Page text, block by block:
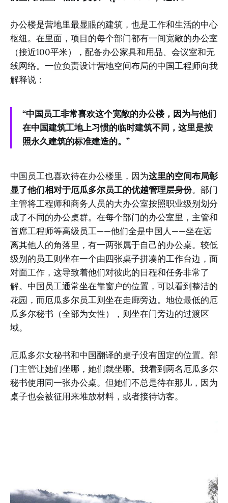
办公楼是营地里最显眼的建筑，也是工作和生活的中心
枢纽。在里面，项目的每个部门都有一间宽敞的办公室
（接近100平米），配备办公家具和用品、会议室和无
线网络。一位负责设计营地空间布局的中国工程师向我
解释说：
“中国员工非常喜欢这个宽敞的办公楼，因为与他们
在中国建筑工地上习惯的临时建筑不同，这里是按
照永久建筑的标准建造的。”
中国员工也喜欢待在办公楼里，因为这里的空间布局彰
显了他们相对于厄瓜多尔员工的优越管理层身份。部门
主管将工程师和商务人员的大办公室按照职业级别划分
成了不同的办公桌群。在每个部门的办公室里，主管和
首席工程师等高级员工——他们全是中国人——坐在远
离其他人的角落里，有一两张属于自己的办公桌。较低
级别的员工则坐在一个由四张桌子拼凑的工作台边，面
对面工作，这导致着他们对彼此的日程和任务非常了
解。中国员工通常坐在靠窗户的位置，可以看到整洁的
花园，而厄瓜多尔员工则坐在走廊旁边。地位最低的厄
瓜多尔秘书（全部为女性），则坐在门旁边的过渡区
域。
厄瓜多尔女秘书和中国翻译的桌子没有固定的位置。部
门主管让她们坐哪，她们就坐哪。我看到两名厄瓜多尔
秘书使用同一张办公桌。但她们不总是待在那儿，因为
桌子也会被征用来堆放材料，或者接待访客。